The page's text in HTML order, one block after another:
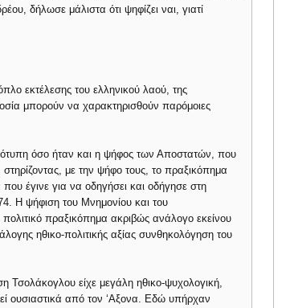
δήλωσε μάλιστα ότι ψηφίζει ναι, γιατί
εκτέλεσης του ελληνικού λαού, της
μπορούν να χαρακτηρισθούν παρόμοιες
όσο ήταν και η ψήφος των Αποστατών, που
με την ψήφο τους, το πραξικόπημα
έγινε για να οδηγήσει και οδήγησε στη
Η ψήφιση του Μνημονίου και του
πραξικόπημα ακριβώς ανάλογο εκείνου
ηθικο-πολιτικής αξίας συνθηκολόγηση του
Τσολάκογλου είχε μεγάλη ηθικο-ψυχολογική,
ουσιαστικά από τον ‘Aξονα. Εδώ υπήρχαν